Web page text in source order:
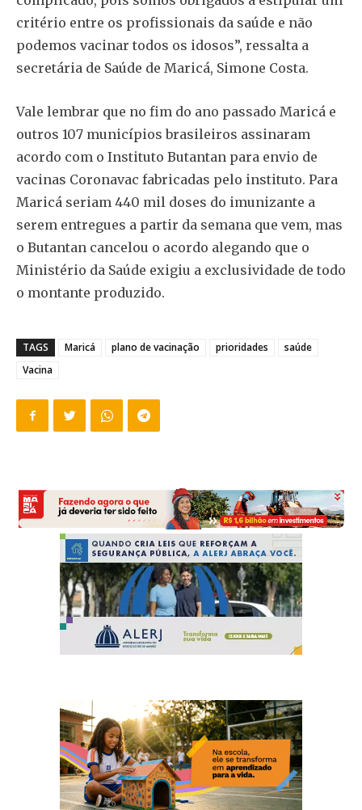
critério entre os profissionais da saúde e não
podemos vacinar todos os idosos”, ressalta a
secretária de Saúde de Maricá, Simone Costa.
Vale lembrar que no fim do ano passado Maricá e
outros 107 municípios brasileiros assinaram
acordo com o Instituto Butantan para envio de
vacinas Coronavac fabricadas pelo instituto. Para
Maricá seriam 440 mil doses do imunizante a
serem entregues a partir da semana que vem, mas
o Butantan cancelou o acordo alegando que o
Ministério da Saúde exigiu a exclusividade de todo
o montante produzido.
TAGS Maricá plano de vacinação prioridades
saúde
Vacina